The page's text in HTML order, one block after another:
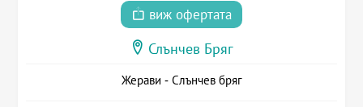
виж офертата
Слънчев Бряг
Жерави - Слънчев бряг